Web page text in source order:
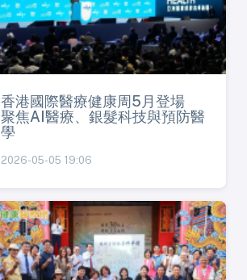
香港國際醫療健康周5月登場
聚焦AI醫療、銀髮科技與預防醫
學
2026-05-05 19:06